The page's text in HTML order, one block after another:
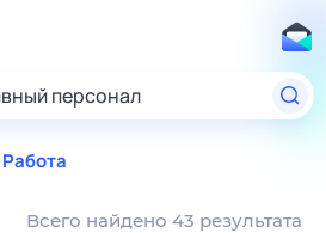
персонал
Работа
Всего найдено 43 результата